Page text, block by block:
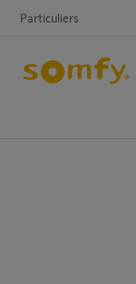
Particuliers